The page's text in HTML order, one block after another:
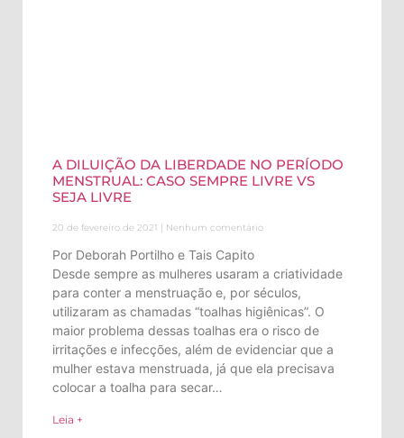
A DILUIÇÃO DA LIBERDADE NO PERÍODO
MENSTRUAL: CASO SEMPRE LIVRE VS
SEJA LIVRE
20 de fevereiro de 2021 Nenhum comentário
Por Deborah Portilho e Tais Capito
Desde sempre as mulheres usaram a criatividade
para conter a menstruação e, por séculos,
utilizaram as chamadas “toalhas higiênicas”. O
maior problema dessas toalhas era o risco de
irritações e infecções, além de evidenciar que a
mulher estava menstruada, já que ela precisava
colocar a toalha para secar…
Leia +